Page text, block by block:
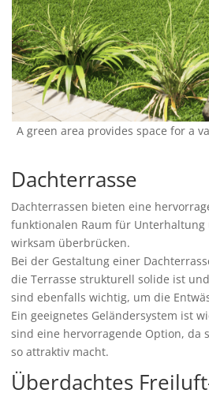
A green area provides space for a
Dachterrasse
Dachterrassen bieten eine
funktionalen Raum für
wirksam überbrücken.
Bei der Gestaltung einer
die Terrasse strukturell solide ist
sind ebenfalls wichtig, um die
Ein geeignetes Geländersystem ist
sind eine hervorragende Option, da
so attraktiv macht.
Überdachtes